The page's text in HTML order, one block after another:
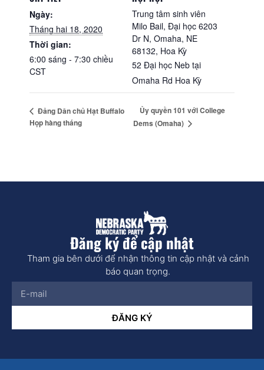
Ngày:
Tháng hai 18, 2020
Thời gian:
6:00 sáng - 7:30 chiều
CST
Trung tâm sinh viên
Milo Bail, Đại học 6203
Dr N, Omaha, NE
68132, Hoa Kỳ
52 Đại học Neb tại
Omaha Rd Hoa Kỳ
Đảng Dân chủ Hạt Buffalo
Họp hàng tháng
Ủy quyền 101 với College
Dems (Omaha)
Đăng ký để cập nhật
Tham gia bên dưới để nhận thông tin cập nhật và cảnh
báo quan trọng.
ĐĂNG KÝ